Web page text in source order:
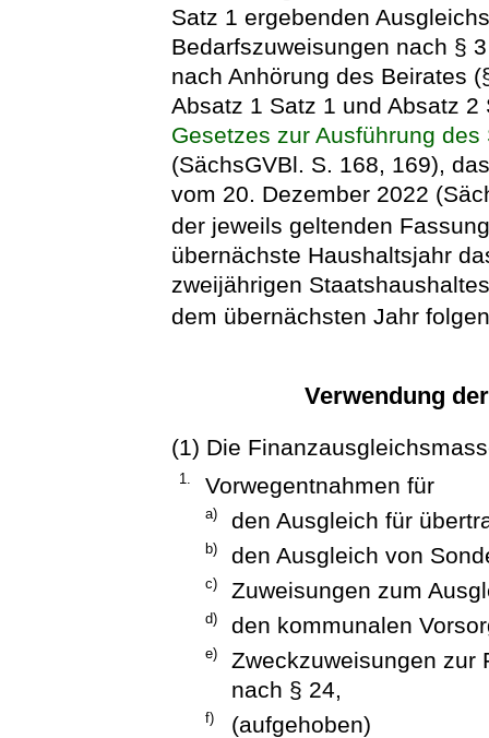
Satz 1 ergebenden
Bedarfszuweisungen nach §
nach Anhörung des Beirates
Absatz 1 Satz 1 und Absatz
Gesetzes zur Ausführung
(SächsGVBl. S. 168, 169),
vom 20. Dezember 2022
der jeweils geltenden
übernächste Haushaltsjahr
zweijährigen
dem übernächsten Jahr
Verwendung
(1) Die
1. Vorwegentnahmen für
a) den Ausgleich für
b) den Ausgleich von
c) Zuweisungen zum
d) den kommunalen
e)
Zweckzuweisungen zur
nach § 24,
f) (aufgehoben)